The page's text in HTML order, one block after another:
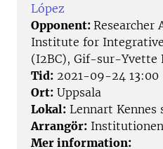
López
Opponent: Researcher
Institute for
(I2BC), Gif-sur-Yvette
Tid: 2021-09-24 13:00
Ort: Uppsala
Lokal: Lennart Kennes
Arrangör:
Mer information: